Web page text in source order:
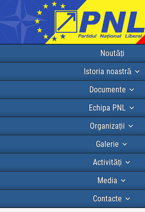
Noutăți
Istoria noastră
Documente
Echipa PNL
Organizații
Galerie
Activități
Media
Contacte